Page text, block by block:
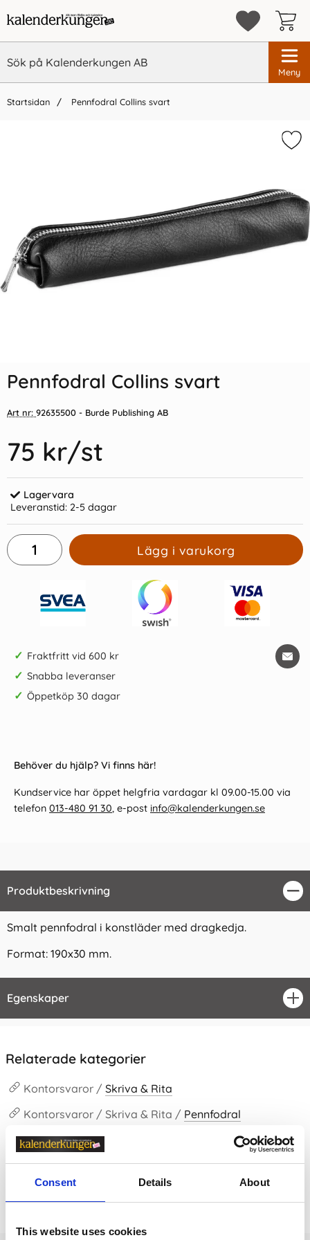
Consent Details About
This website uses cookies
Meny
Startsidan Pennfodral Collins svart
55 kr/st 39 kr/st
Pennfodral Collins svart
Art nr: 92635500 - Burde Publishing AB
75 kr/st
Lagervara
Leveranstid: 2-5 dagar
Lägg i varukorg
✓ Fraktfritt vid 600 kr
✓ Snabba leveranser
✓ Öppetköp 30 dagar
Behöver du hjälp? Vi finns här!
Kundservice har öppet helgfria vardagar kl 09.00-15.00 via
telefon 013-480 91 30, e-post info@kalenderkungen.se
Produktbeskrivning
Smalt pennfodral i konstläder med dragkedja.
Format: 190x30 mm.
Egenskaper
Relaterade kategorier
Kontorsvaror / Skriva & Rita
Kontorsvaror / Skriva & Rita / Pennfodral
Kontorsvaror
Prishistorik